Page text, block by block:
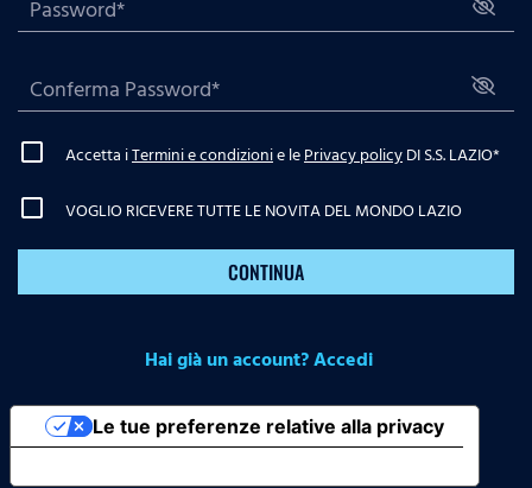
Accetta iTermini e condizionie lePrivacy policyDI S.S. LAZIO*
VOGLIO RICEVERE TUTTE LE NOVITA DEL MONDO LAZIO
CONTINUA
Hai già un account? Accedi
Le tue preferenze relative alla privacy